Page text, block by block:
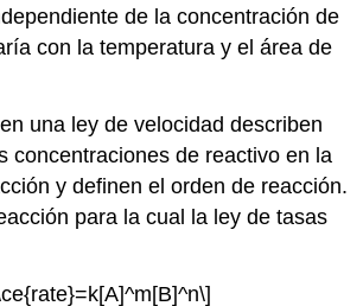
de la concentración de
con la temperatura y el área de
una ley de velocidad describen
concentraciones de reactivo en la
y definen el orden de reacción.
para la cual la ley de tasas